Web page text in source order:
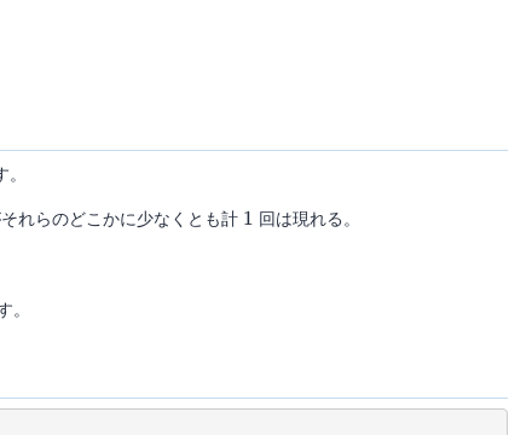
れらのどこかに少なくとも計 1
1 回は現れる。